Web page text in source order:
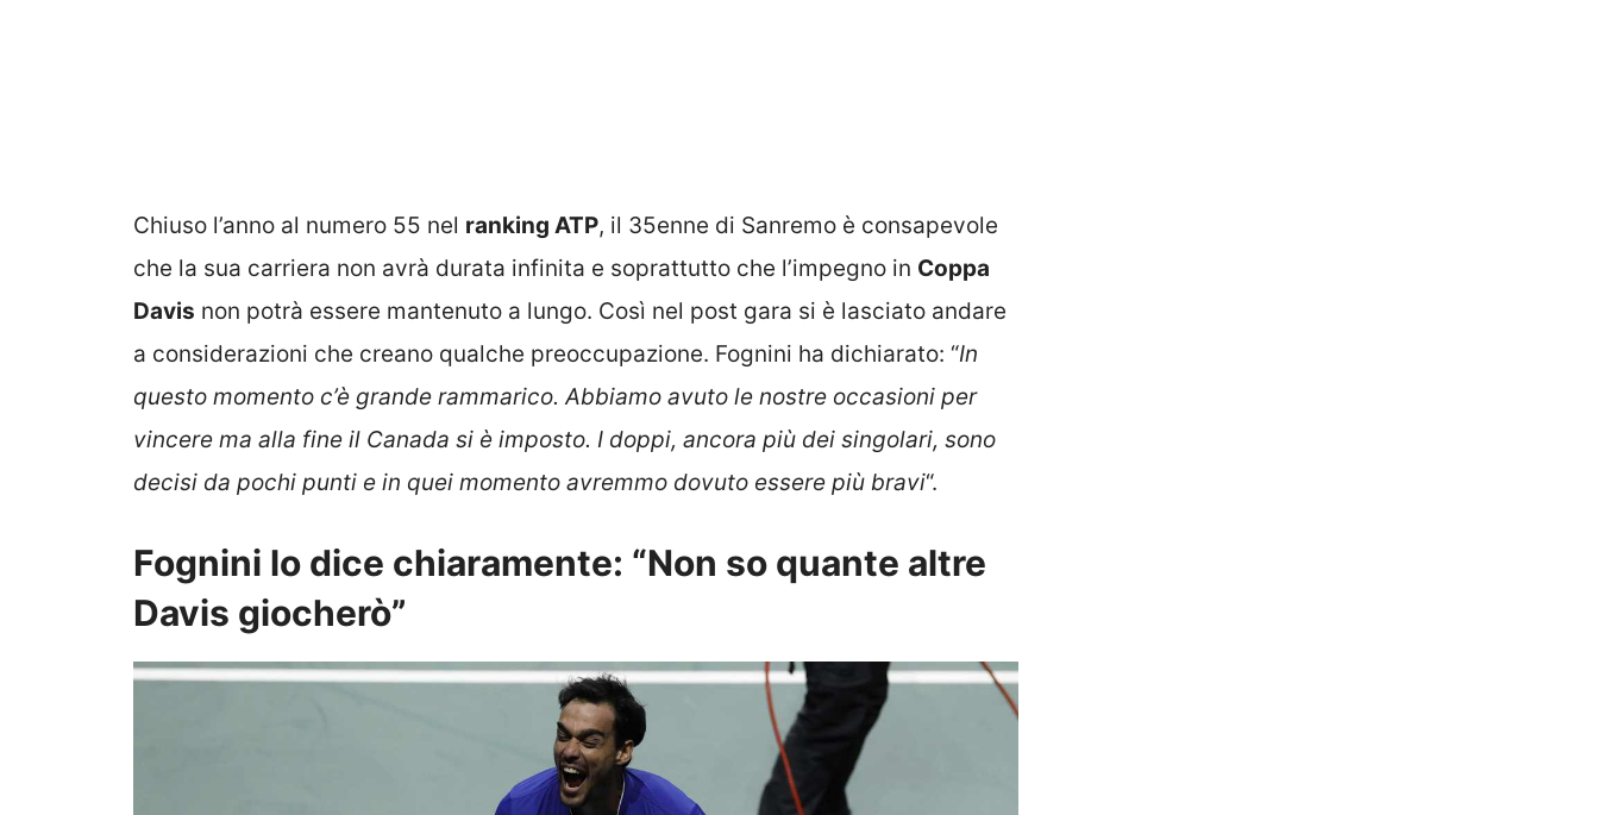
Chiuso l’anno al numero 55 nel ranking ATP, il 35enne di Sanremo è consapevole
che la sua carriera non avrà durata infinita e soprattutto che l’impegno in Coppa
Davis non potrà essere mantenuto a lungo. Così nel post gara si è lasciato andare
a considerazioni che creano qualche preoccupazione. Fognini ha dichiarato: “In
questo momento c’è grande rammarico. Abbiamo avuto le nostre occasioni per
vincere ma alla fine il Canada si è imposto. I doppi, ancora più dei singolari, sono
decisi da pochi punti e in quei momento avremmo dovuto essere più bravi“.
Fognini lo dice chiaramente: “Non so quante altre
Davis giocherò”